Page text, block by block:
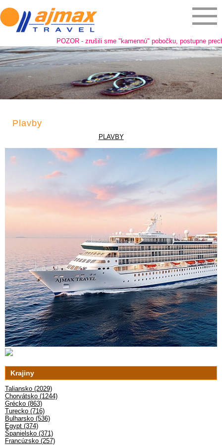
POZOR - zrušili sme "kamennú" pobočku, postupne
Plavby
PLAVBY
Krajiny
Taliansko (2029)
Chorvátsko (1244)
Grécko (863)
Turecko (716)
Bulharsko (536)
Egypt (374)
Španielsko (371)
Francúzsko (257)